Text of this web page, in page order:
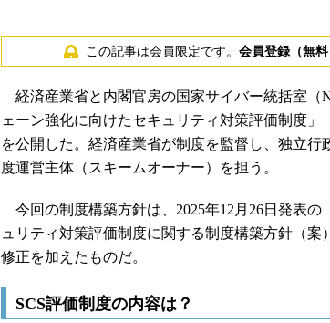
この記事は会員限定です。 会員登録（無料
経済産業省と内閣官房の国家サイバー統括室（
ェーン強化に向けたセキュリティ対策評価制度」
を公開した。経済産業省が制度を監督し、独立行
度運営主体（スキームオーナー）を担う。
今回の制度構築方針は、2025年12月26日発表の
ュリティ対策評価制度に関する制度構築方針（
修正を加えたものだ。
SCS評価制度の内容は？